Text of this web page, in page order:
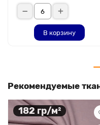
В корзину
Рекомендуемые
182 гр/м²